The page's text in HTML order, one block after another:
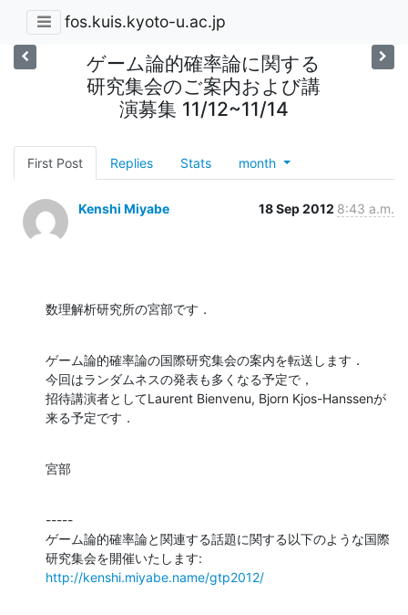
fos.kuis.kyoto-u.ac.jp
ゲーム論的確率論に関する
研究集会のご案内および講
演募集 11/12~11/14
First Post Replies Stats month
Kenshi Miyabe 18 Sep 2012 8:43 a.m.
数理解析研究所の宮部です．
ゲーム論的確率論の国際研究集会の案内を転送します．
今回はランダムネスの発表も多くなる予定で，
招待講演者としてLaurent Bienvenu, Bjorn Kjos-Hanssenが
来る予定です．
宮部
-----
ゲーム論的確率論と関連する話題に関する以下のような国際
http://kenshi.miyabe.name/gtp2012/